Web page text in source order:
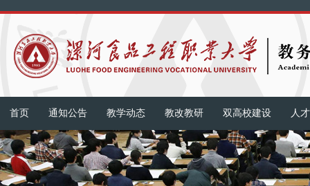
首页 通知公告 教学动态 教改教研 双高校建设 人